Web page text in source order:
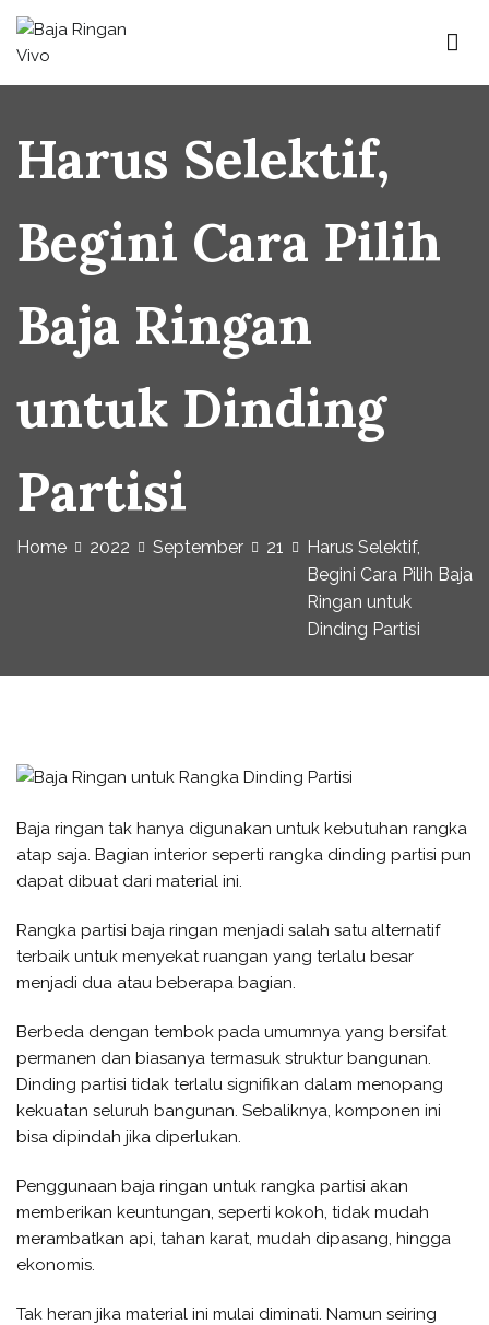
Baja Ringan Vivo
Website Baja Ringan Vivo
Harus Selektif,
Begini Cara Pilih
Baja Ringan
untuk Dinding
Partisi
Home 2022 September 21
Harus Selektif,
Begini Cara Pilih Baja
Ringan untuk
Dinding Partisi
Baja ringan tak hanya digunakan untuk kebutuhan rangka
atap saja. Bagian interior seperti rangka dinding partisi pun
dapat dibuat dari material ini.
Rangka partisi baja ringan menjadi salah satu alternatif
terbaik untuk menyekat ruangan yang terlalu besar
menjadi dua atau beberapa bagian.
Berbeda dengan tembok pada umumnya yang bersifat
permanen dan biasanya termasuk struktur bangunan.
Dinding partisi tidak terlalu signifikan dalam menopang
kekuatan seluruh bangunan. Sebaliknya, komponen ini
bisa dipindah jika diperlukan.
Penggunaan baja ringan untuk rangka partisi akan
memberikan keuntungan, seperti kokoh, tidak mudah
merambatkan api, tahan karat, mudah dipasang, hingga
ekonomis.
Tak heran jika material ini mulai diminati. Namun seiring